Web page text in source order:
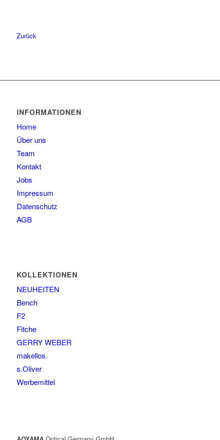
57
60
1
Zurück
INFORMATIONEN
Home
Über uns
Team
Kontakt
Jobs
Impressum
Datenschutz
AGB
KOLLEKTIONEN
NEUHEITEN
Bench
F2
Fitche
GERRY WEBER
makellos.
s.Oliver
Werbemittel